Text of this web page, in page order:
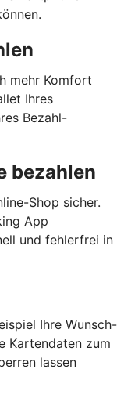
mehr Komfort
Ihres
Bezahl-
bezahlen
Shop sicher.
App
und fehlerfrei in
Ihre Wunsch-
Kartendaten zum
lassen